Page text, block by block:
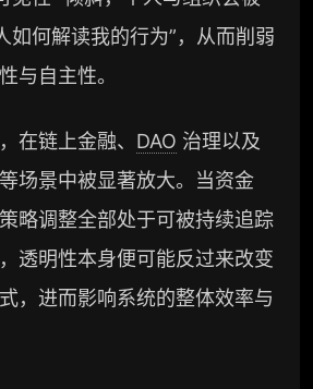
如何解读我的行为”，从而削弱
与自主性。
在链上金融、 DAO 治理以及
场景中被显著放大。当资金
略调整全部处于可被持续追踪
透明性本身便可能反过来改变
，进而影响系统的整体效率与